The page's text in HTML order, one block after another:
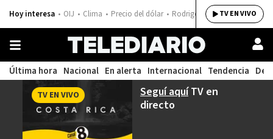
Hoy interesa OIJ Clima Precio del dólar Rodrigo ChavesTV EN VIVO
Última hora Nacional En alerta Internacional Tendencia
Seguí aquíTV en
directo
TV EN VIVO